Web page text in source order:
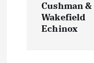
Cushman &
Wakefield
Echinox